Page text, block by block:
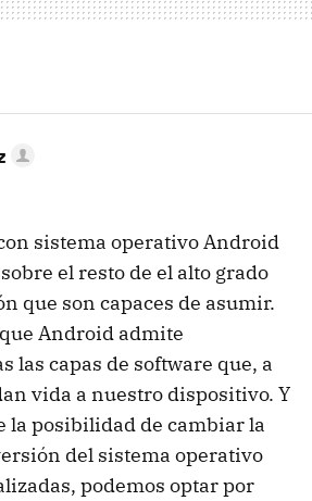
sistema operativo Android
el resto de el alto grado
que son capaces de asumir.
Android admite
las capas de software que, a
vida a nuestro dispositivo. Y
la posibilidad de cambiar la
del sistema operativo
podemos optar por